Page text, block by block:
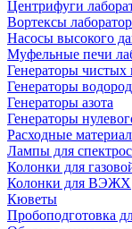
Центрифуги
Вортексы
Насосы высокого
Муфельные печи
Генераторы чистых
Генераторы
Генераторы азота
Генераторы
Расходные
Лампы для
Колонки для
Колонки для ВЭЖХ
Кюветы
Пробоподготовка